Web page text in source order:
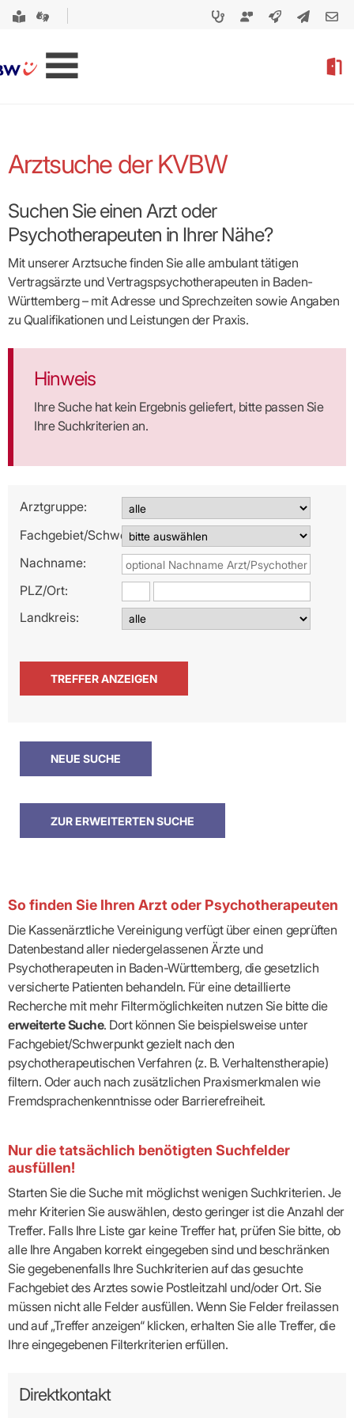
Arztsuche der KVBW
Suchen Sie einen Arzt oder
Psychotherapeuten in Ihrer Nähe?
Mit unserer Arztsuche finden Sie alle ambulant tätigen
Vertragsärzte und Vertragspsycho­therapeuten in Baden-
Württemberg – mit Adresse und Sprechzeiten sowie Angaben
zu Qualifikationen und Leistungen der Praxis.
Hinweis
Ihre Suche hat kein Ergebnis geliefert, bitte passen Sie
Ihre Suchkriterien an.
Arztgruppe:
Fachgebiet/Schwerpunkt:
Nachname:
PLZ/Ort:
Landkreis:
So finden Sie Ihren Arzt oder Psychotherapeuten
Die Kassenärztliche Vereinigung verfügt über einen geprüften
Datenbestand aller niedergelassenen Ärzte und
Psychotherapeuten in Baden-Württemberg, die gesetzlich
versicherte Patienten behandeln. Für eine detaillierte
Recherche mit mehr Filtermöglichkeiten nutzen Sie bitte die
erweiterte Suche. Dort können Sie beispielsweise unter
Fachgebiet/Schwerpunkt gezielt nach den
psychotherapeutischen Verfahren (z. B. Verhaltenstherapie)
filtern. Oder auch nach zusätzlichen Praxismerkmalen wie
Fremdsprachenkenntnisse oder Barrierefreiheit.
Nur die tatsächlich benötigten Suchfelder
ausfüllen!
Starten Sie die Suche mit möglichst wenigen Suchkriterien. Je
mehr Kriterien Sie auswählen, desto geringer ist die Anzahl der
Treffer. Falls Ihre Liste gar keine Treffer hat, prüfen Sie bitte, ob
alle Ihre Angaben korrekt eingegeben sind und beschränken
Sie gegebenenfalls Ihre Suchkriterien auf das gesuchte
Fachgebiet des Arztes sowie Postleitzahl und/oder Ort. Sie
müssen nicht alle Felder ausfüllen. Wenn Sie Felder freilassen
und auf „Treffer anzeigen“ klicken, erhalten Sie alle Treffer, die
Ihre eingegebenen Filterkriterien erfüllen.
Direktkontakt